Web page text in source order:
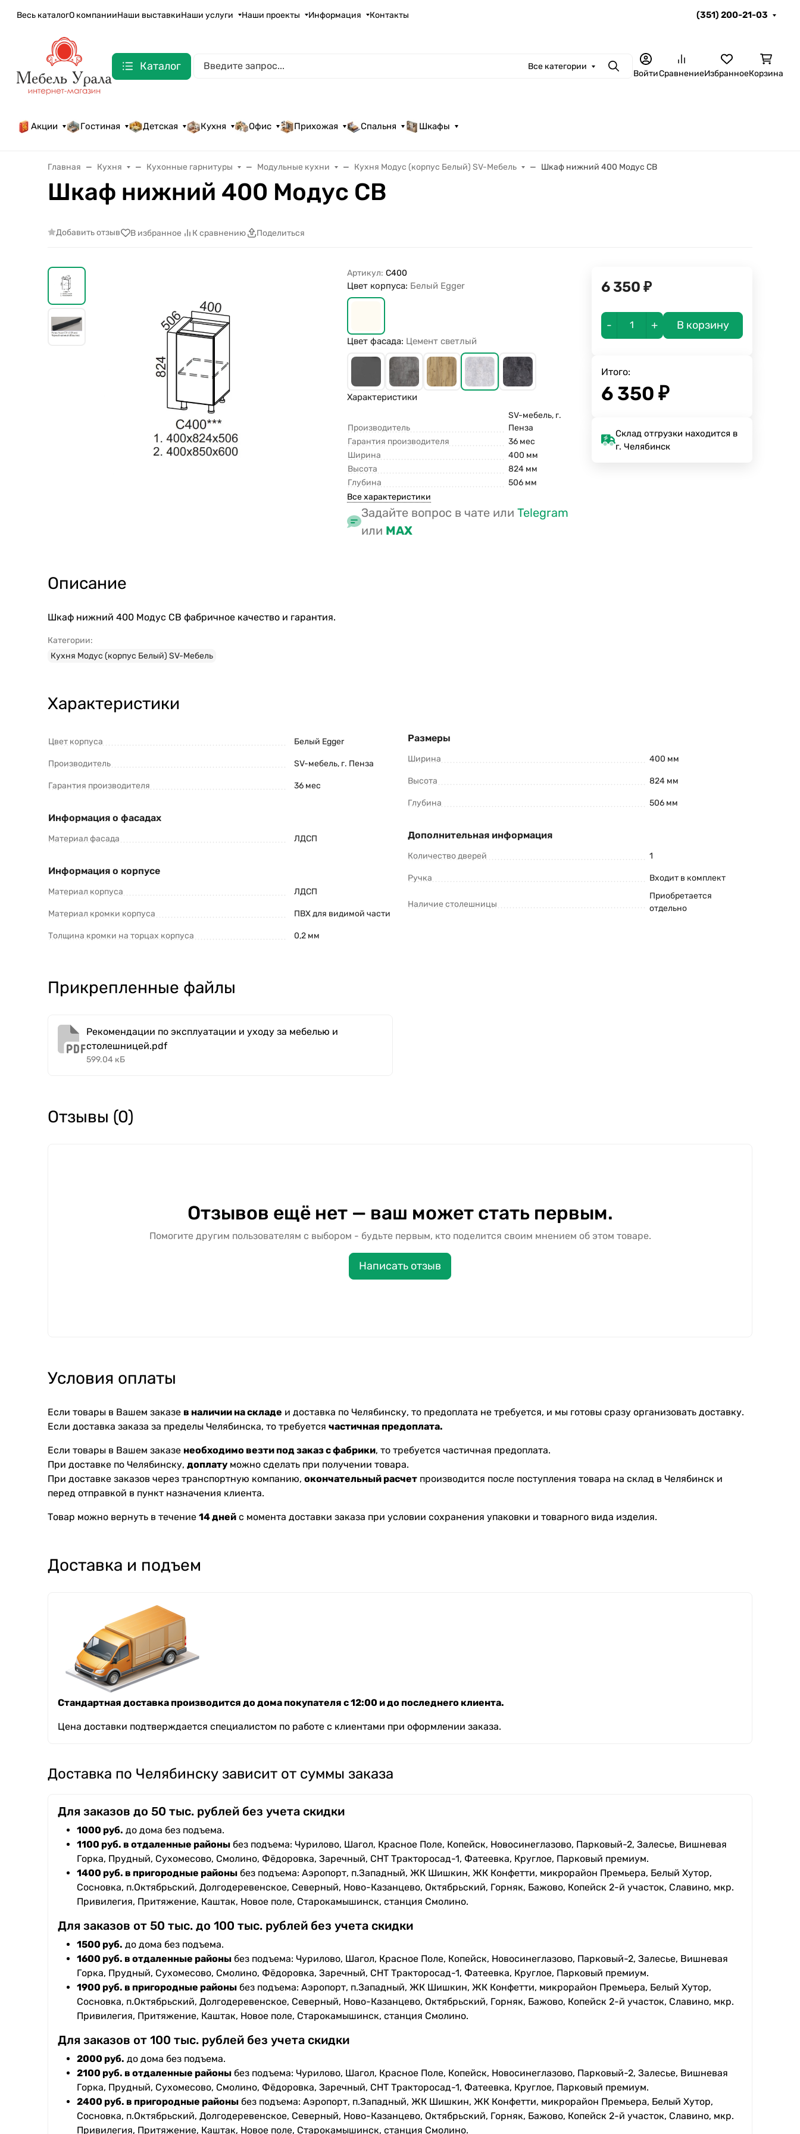
Весь каталогО компанииНаши выставкиНаши услуги Наши проекты Информация Контакты (351) 200-21-03
Каталог Все категории ПоискВойтиСравнениеИзбранноеКорзина
Акции Гостиная Детская Кухня Офис Прихожая Спальня Шкафы
Главная Кухня Кухонные гарнитуры Модульные кухни Кухня Модус (корпус Белый) SV-Мебель Шкаф нижний 400 Модус СВ
Шкаф нижний 400 Модус СВ
Добавить отзыв В избранное К сравнению Поделиться
Артикул: С400
Цвет корпуса: Белый Egger
Цвет фасада: Цемент светлый
Характеристики
Производитель
SV-мебель, г.
Пенза
Гарантия производителя
36 мес
Ширина
400 мм
Высота
824 мм
Глубина
506 мм
Все характеристики
Задайте вопрос в чате илиTelegram
или MAX
6 350 ₽
- + В корзину
Итого:
6 350 ₽
Склад отгрузки находится в
г. Челябинск
Описание
Шкаф нижний 400 Модус СВ фабричное качество и гарантия.
Категории:
Кухня Модус (корпус Белый) SV-Мебель
Характеристики
Цвет корпуса Белый Egger
Производитель SV-мебель, г. Пенза
Гарантия производителя 36 мес
Информация о фасадах
Материал фасада ЛДСП
Информация о корпусе
Материал корпуса ЛДСП
Материал кромки корпуса ПВХ для видимой части
Толщина кромки на торцах корпуса 0,2 мм
Размеры
Ширина 400 мм
Высота 824 мм
Глубина 506 мм
Дополнительная информация
Количество дверей 1
Ручка Входит в комплект
Наличие столешницы
Приобретается
отдельно
Прикрепленные файлы
Рекомендации по эксплуатации и уходу за мебелью и
столешницей.pdf
599.04 кБ
Отзывы (0)
Отзывов ещё нет — ваш может стать первым.
Помогите другим пользователям с выбором - будьте первым, кто поделится своим мнением об этом товаре.
Написать отзыв
Условия оплаты
Если товары в Вашем заказе в наличии на складе и доставка по Челябинску, то предоплата не требуется, и мы готовы сразу организовать доставку.
Если доставка заказа за пределы Челябинска, то требуется частичная предоплата.
Если товары в Вашем заказе необходимо везти под заказ с фабрики, то требуется частичная предоплата.
При доставке по Челябинску, доплату можно сделать при получении товара.
При доставке заказов через транспортную компанию, окончательный расчет производится после поступления товара на склад в Челябинск и
перед отправкой в пункт назначения клиента.
Товар можно вернуть в течение 14 дней с момента доставки заказа при условии сохранения упаковки и товарного вида изделия.
Доставка и подъем
Стандартная доставка производится до дома покупателя с 12:00 и до последнего клиента.
Цена доставки подтверждается специалистом по работе с клиентами при оформлении заказа.
Доставка по Челябинску зависит от суммы заказа
Для заказов до 50 тыс. рублей без учета скидки
1000 руб. до дома без подъема.
1100 руб. в отдаленные районы без подъема: Чурилово, Шагол, Красное Поле, Копейск, Новосинеглазово, Парковый-2, Залесье, Вишневая
Горка, Прудный, Сухомесово, Смолино, Фёдоровка, Заречный, СНТ Тракторосад-1, Фатеевка, Круглое, Парковый премиум.
1400 руб. в пригородные районы без подъема: Аэропорт, п.Западный, ЖК Шишкин, ЖК Конфетти, микрорайон Премьера, Белый Хутор,
Сосновка, п.Октябрьский, Долгодеревенское, Северный, Ново-Казанцево, Октябрьский, Горняк, Бажово, Копейск 2-й участок, Славино, мкр.
Привилегия, Притяжение, Каштак, Новое поле, Старокамышинск, станция Смолино.
Для заказов от 50 тыс. до 100 тыс. рублей без учета скидки
1500 руб. до дома без подъема.
1600 руб. в отдаленные районы без подъема: Чурилово, Шагол, Красное Поле, Копейск, Новосинеглазово, Парковый-2, Залесье, Вишневая
Горка, Прудный, Сухомесово, Смолино, Фёдоровка, Заречный, СНТ Тракторосад-1, Фатеевка, Круглое, Парковый премиум.
1900 руб. в пригородные районы без подъема: Аэропорт, п.Западный, ЖК Шишкин, ЖК Конфетти, микрорайон Премьера, Белый Хутор,
Сосновка, п.Октябрьский, Долгодеревенское, Северный, Ново-Казанцево, Октябрьский, Горняк, Бажово, Копейск 2-й участок, Славино, мкр.
Привилегия, Притяжение, Каштак, Новое поле, Старокамышинск, станция Смолино.
Для заказов от 100 тыс. рублей без учета скидки
2000 руб. до дома без подъема.
2100 руб. в отдаленные районы без подъема: Чурилово, Шагол, Красное Поле, Копейск, Новосинеглазово, Парковый-2, Залесье, Вишневая
Горка, Прудный, Сухомесово, Смолино, Фёдоровка, Заречный, СНТ Тракторосад-1, Фатеевка, Круглое, Парковый премиум.
2400 руб. в пригородные районы без подъема: Аэропорт, п.Западный, ЖК Шишкин, ЖК Конфетти, микрорайон Премьера, Белый Хутор,
Сосновка, п.Октябрьский, Долгодеревенское, Северный, Ново-Казанцево, Октябрьский, Горняк, Бажово, Копейск 2-й участок, Славино, мкр.
Привилегия, Притяжение, Каштак, Новое поле, Старокамышинск, станция Смолино.